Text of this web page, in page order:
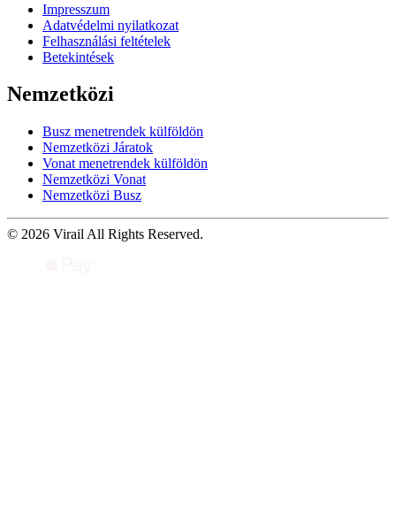
Impresszum
Adatvédelmi nyilatkozat
Felhasználási feltételek
Betekintések
Nemzetközi
Busz menetrendek külföldön
Nemzetközi Járatok
Vonat menetrendek külföldön
Nemzetközi Vonat
Nemzetközi Busz
© 2026 Virail All Rights Reserved.